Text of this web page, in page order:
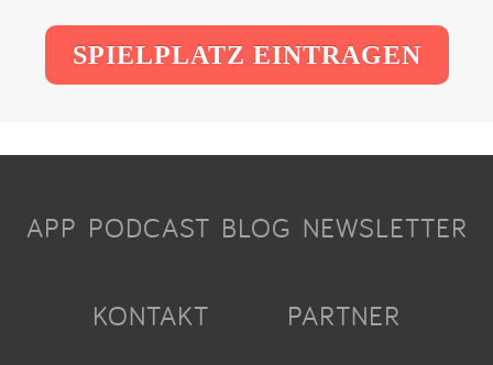
SPIELPLATZ EINTRAGEN
APP PODCAST BLOG NEWSLETTER
KONTAKT PARTNER